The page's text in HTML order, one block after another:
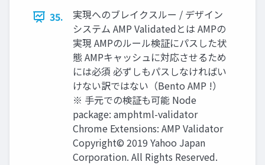
35.
実現へのブレイクスルー / デザイン
システム AMP Validatedとは AMPの
実現 AMPのルール検証にパスした状
態 AMPキャッシュに対応させるため
には必須 必ずしもパスしなければい
けない訳ではない（Bento AMP !）
※ 手元での検証も可能 Node
package: amphtml-validator
Chrome Extensions: AMP Validator
Copyright© 2019 Yahoo Japan
Corporation. All Rights Reserved.